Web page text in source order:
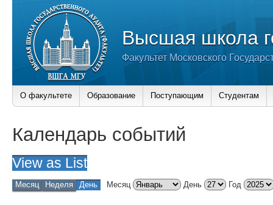
Высшая школа
Факультет Московского
О факультете Образование Поступающим Студентам
Календарь событий
View as List
Месяц Неделя День Месяц День Год